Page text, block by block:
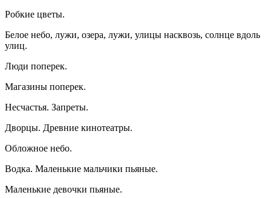
Робкие цветы.
Белое небо, лужи, озера, лужи, улицы насквозь, солнце вдоль
улиц.
Люди поперек.
Магазины поперек.
Несчастья. Запреты.
Дворцы. Древние кинотеатры.
Обложное небо.
Водка. Маленькие мальчики пьяные.
Маленькие девочки пьяные.